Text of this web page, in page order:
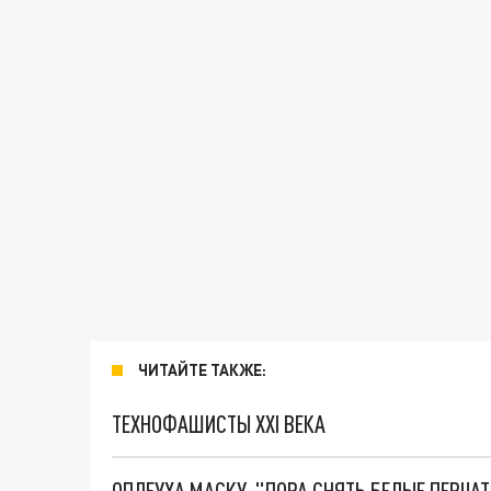
ЧИТАЙТЕ ТАКЖЕ:
ТЕХНОФАШИСТЫ XXI ВЕКА